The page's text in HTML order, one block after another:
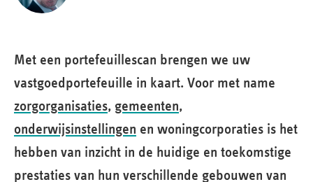
Met een portefeuillescan brengen we uw
vastgoedportefeuille in kaart. Voor met name
zorgorganisaties, gemeenten,
onderwijsinstellingen en woningcorporaties is het
hebben van inzicht in de huidige en toekomstige
prestaties van hun verschillende gebouwen van